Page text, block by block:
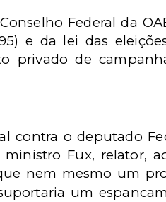
Federal da
e da lei das
privado de
contra o deputado
Fux, relator,
nem mesmo um
um